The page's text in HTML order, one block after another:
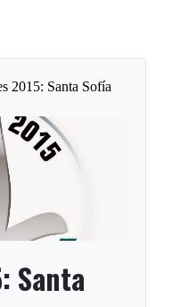
2015: Santa Sofía
Santa